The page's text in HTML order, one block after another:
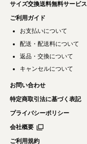
サイズ交換送料無料サービス
ご利用ガイド
お支払いについて
配送・配送料について
返品・交換について
キャンセルについて
お問い合わせ
特定商取引法に基づく表記
プライバシーポリシー
会社概要
ご利用規約